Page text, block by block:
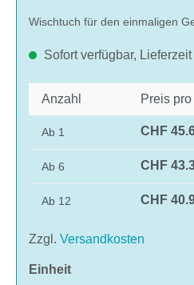
Wischtuch für den einmaligen
Sofort verfügbar,
Anzahl Preis
Ab 1 CHF
Ab 6 CHF
Ab 12 CHF
Zzgl. Versandkosten
Einheitauswählen